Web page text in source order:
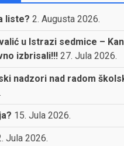
liste? 2. Augusta 2026.
u Istrazi sedmice –
izbrisali!!! 27. Jula 2026.
nadzori nad radom
15. Jula 2026.
Jula 2026.